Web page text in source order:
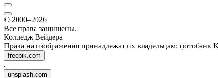
© 2000–2026
Все права защищены.
Колледж Вейдера
Права на изображения принадлежат их владельцам: фотобанк
freepik.com
,
unsplash.com